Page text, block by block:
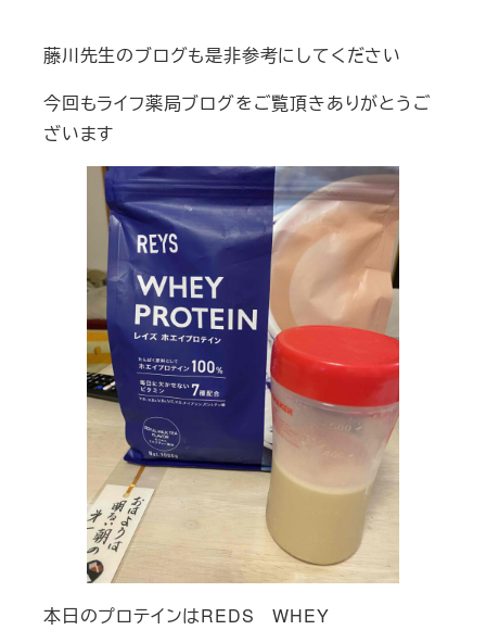
藤川先生のブログも是非参考にしてください
今回もライフ薬局ブログをご覧頂きありがとうご
ざいます
本日のプロテインはREDS WHEY